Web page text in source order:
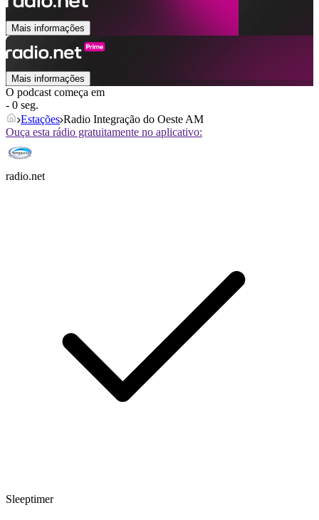
Mais informações
Mais informações
O podcast começa em
- 0 seg.
Estações Radio Integração do Oeste AM
Ouça esta rádio gratuitamente no aplicativo:
radio.net
Sleeptimer